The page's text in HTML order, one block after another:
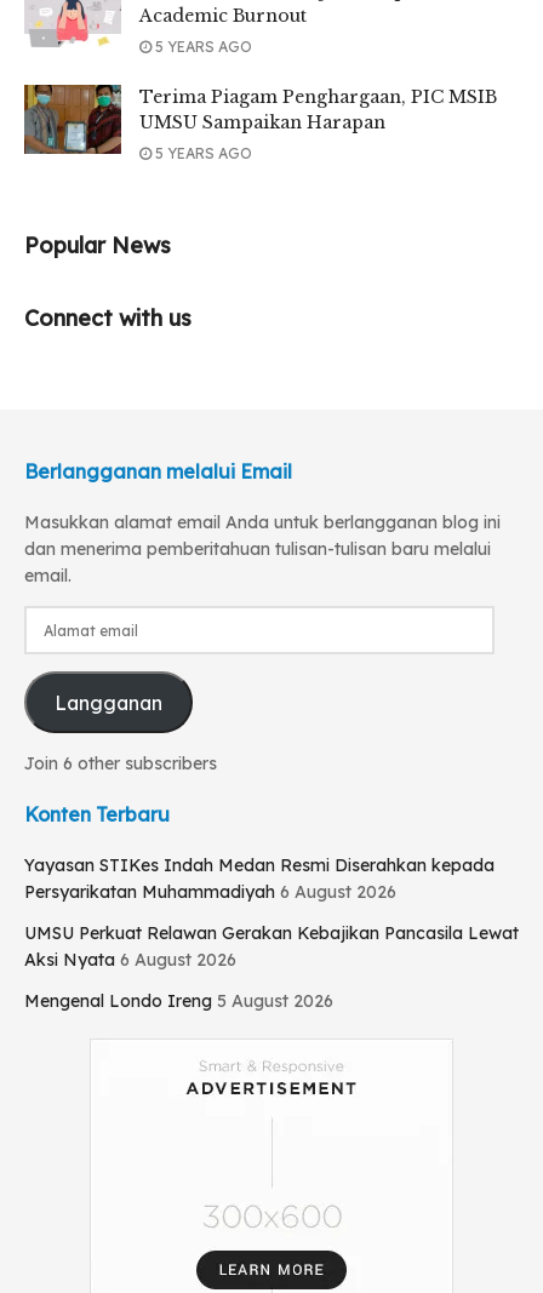
Academic Burnout
5 YEARS AGO
Terima Piagam Penghargaan, PIC MSIB
UMSU Sampaikan Harapan
5 YEARS AGO
Popular News
Connect with us
Berlangganan melalui Email
Masukkan alamat email Anda untuk berlangganan blog ini
dan menerima pemberitahuan tulisan-tulisan baru melalui
email.
Langganan
Join 6 other subscribers
Konten Terbaru
Yayasan STIKes Indah Medan Resmi Diserahkan kepada
Persyarikatan Muhammadiyah 6 August 2026
UMSU Perkuat Relawan Gerakan Kebajikan Pancasila Lewat
Aksi Nyata 6 August 2026
Mengenal Londo Ireng 5 August 2026